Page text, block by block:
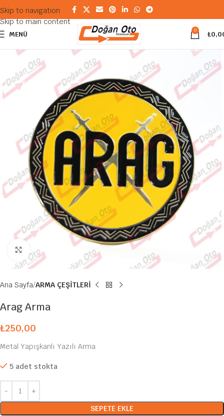
Skip to navigation
Skip to main content
MENÜ 0 ₺
Büyütmek için tıklayın
Ana Sayfa ARMA ÇEŞİTLERİ
Arag Arma
₺250,00
Metal Yapışkanlı Yazılı Arma
5 adet stokta
SEPETE EKLE